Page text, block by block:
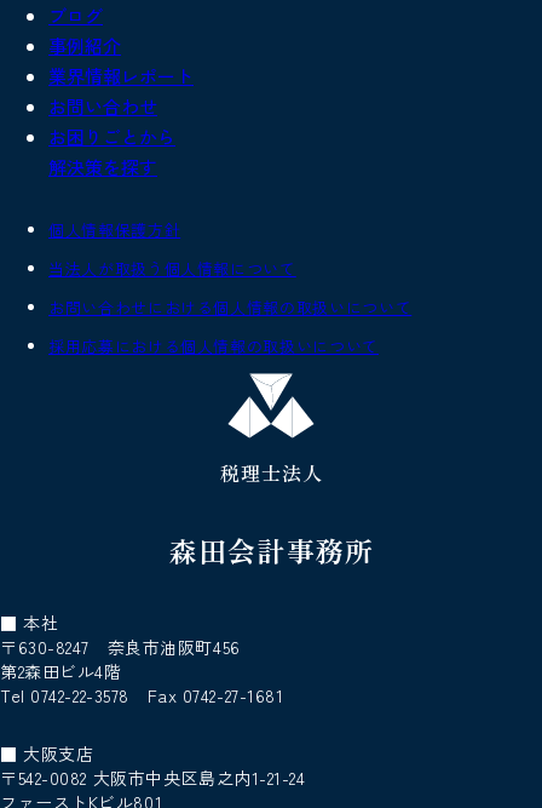
ブログ
事例紹介
業界情報レポート
お問い合わせ
お困りごとから
解決策を探す
個人情報保護方針
当法人が取扱う個人情報について
お問い合わせにおける個人情報の取扱いについて
採用応募における個人情報の取扱いについて
森田会計事務所
税理士法人
■ 本社
〒630-8247 奈良市油阪町456
第2森田ビル4階
Tel 0742-22-3578 Fax 0742-27-1681
■ 大阪支店
〒542-0082 大阪市中央区島之内1-21-24
ファーストKビル801